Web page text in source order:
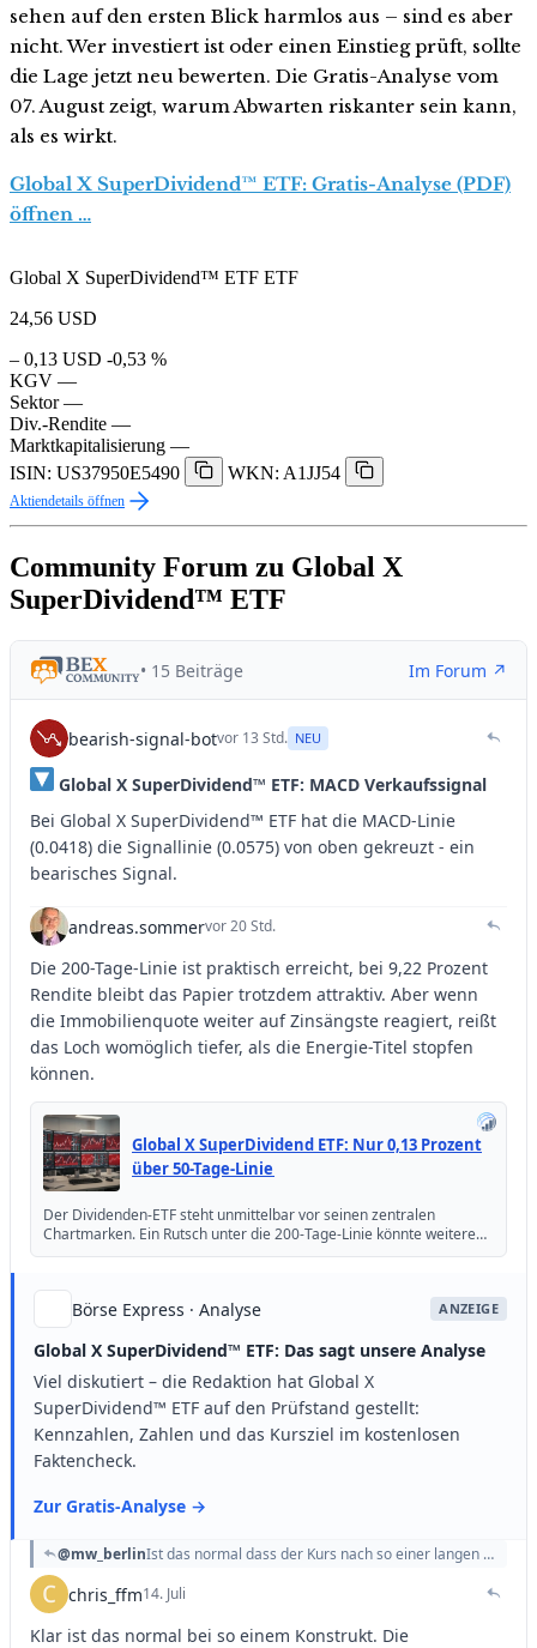
sehen auf den ersten Blick harmlos aus – sind es aber
nicht. Wer investiert ist oder einen Einstieg prüft, sollte
die Lage jetzt neu bewerten. Die Gratis-Analyse vom
07. August zeigt, warum Abwarten riskanter sein kann,
als es wirkt.
Global X SuperDividend™ ETF: Gratis-Analyse (PDF)
öffnen …
Global X SuperDividend™ ETF ETF
24,56 USD
– 0,13 USD -0,53 %
KGV —
Sektor —
Div.-Rendite —
Marktkapitalisierung —
ISIN: US37950E5490
WKN: A1JJ54
Aktiendetails öffnen
Community Forum zu Global X
SuperDividend™ ETF